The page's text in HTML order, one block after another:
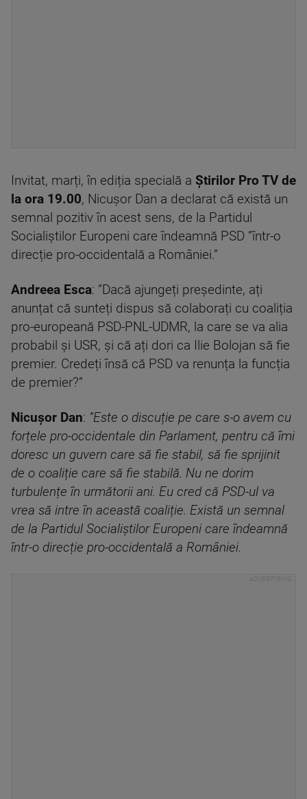
Invitat, marți, în ediția specială a Știrilor Pro TV de
la ora 19.00, Nicușor Dan a declarat că există un
semnal pozitiv în acest sens, de la Partidul
Socialiștilor Europeni care îndeamnă PSD ”într-o
direcție pro-occidentală a României.”
Andreea Esca: ”Dacă ajungeți președinte, ați
anunțat că sunteți dispus să colaborați cu coaliția
pro-europeană PSD-PNL-UDMR, la care se va alia
probabil și USR, și că ați dori ca Ilie Bolojan să fie
premier. Credeți însă că PSD va renunța la funcția
de premier?”
Nicușor Dan: ”Este o discuție pe care s-o avem cu
forțele pro-occidentale din Parlament, pentru că îmi
doresc un guvern care să fie stabil, să fie sprijinit
de o coaliție care să fie stabilă. Nu ne dorim
turbulențe în următorii ani. Eu cred că PSD-ul va
vrea să intre în această coaliție. Există un semnal
de la Partidul Socialiștilor Europeni care îndeamnă
într-o direcție pro-occidentală a României.